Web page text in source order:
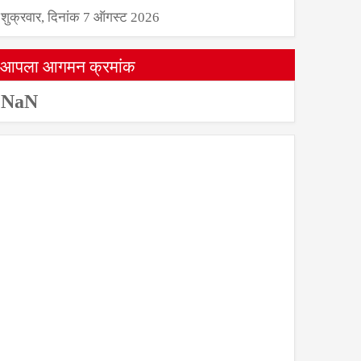
शुक्रवार, दिनांक 7 ऑगस्ट 2026
आपला आगमन क्रमांक
NaN